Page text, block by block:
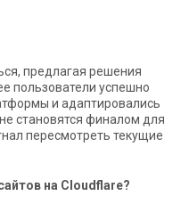
предлагая решения
пользователи успешно
и адаптировались
становятся финалом для
пересмотреть текущие
на Cloudflare?